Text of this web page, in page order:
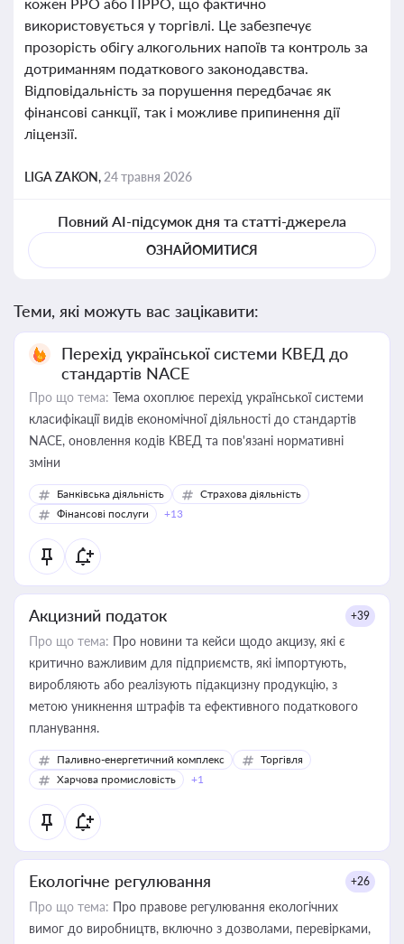
використовується у торгівлі. Це забезпечує
прозорість обігу алкогольних напоїв та контроль за
дотриманням податкового законодавства.
Відповідальність за порушення передбачає як
фінансові санкції, так і можливе припинення дії
ліцензії.
LIGA ZAKON, 24 травня 2026
Повний AI-підсумок дня та статті-джерела
ОЗНАЙОМИТИСЯ
Теми, які можуть вас зацікавити:
Перехід української системи КВЕД до
стандартів NACE
Про що тема: Тема охоплює перехід української системи
класифікації видів економічної діяльності до стандартів
NACE, оновлення кодів КВЕД та пов'язані нормативні
зміни
Банківська діяльність
Страхова діяльність
Фінансові послуги
+13
Акцизний податок +39
Про що тема: Про новини та кейси щодо акцизу, які є
критично важливим для підприємств, які імпортують,
виробляють або реалізують підакцизну продукцію, з
метою уникнення штрафів та ефективного податкового
планування.
Паливно-енергетичний комплекс
Торгівля
Харчова промисловість
+1
Екологічне регулювання +26
Про що тема: Про правове регулювання екологічних
вимог до виробництв, включно з дозволами, перевірками,